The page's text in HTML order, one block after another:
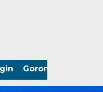
Gorontalo